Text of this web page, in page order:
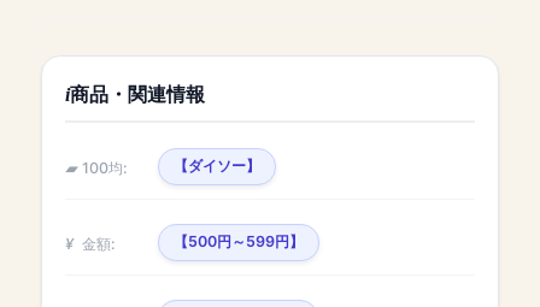
商品・関連情報
100均: 【ダイソー】
金額: 【500円～599円】